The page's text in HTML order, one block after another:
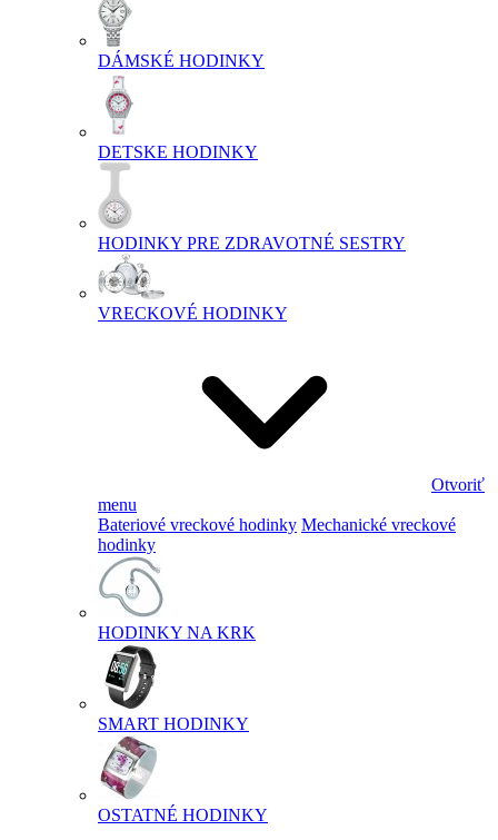
DÁMSKÉ HODINKY
DETSKE HODINKY
HODINKY PRE ZDRAVOTNÉ SESTRY
VRECKOVÉ HODINKY
Otvoriť
menu
Bateriové vreckové hodinky Mechanické vreckové
hodinky
HODINKY NA KRK
SMART HODINKY
OSTATNÉ HODINKY